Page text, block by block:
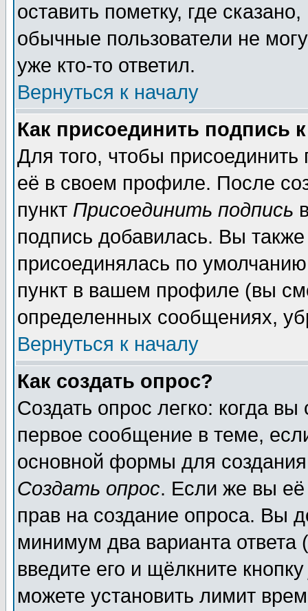
оставить пометку, где
обычные пользователи не
уже кто-то ответил.
Вернуться к началу
Как присоединить подпись
Для того, чтобы
её в своем профиле. После
пункт Присоединить подпись
подпись добавилась. Вы
присоединялась по
пункт в вашем профиле (вы
определенных сообщениях,
Вернуться к началу
Как создать опрос?
Создать опрос легко: когда
первое сообщение в теме,
основной формы для
Создать опрос. Если же вы её
прав на создание опроса. Вы
минимум два варианта ответа
введите его и щёлкните
можете установить лимит